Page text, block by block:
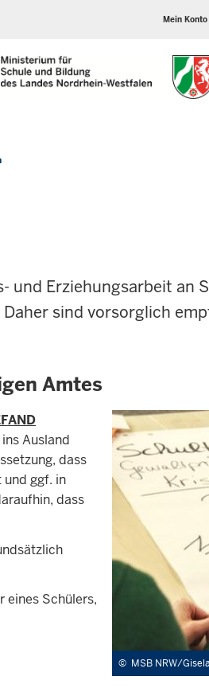
TopMein Konto
Erziehungsarbeit an
sind vorsorglich
Amtes
© MSB NRW/
Ausland
dass
ggf. in
dass
eines Schülers,